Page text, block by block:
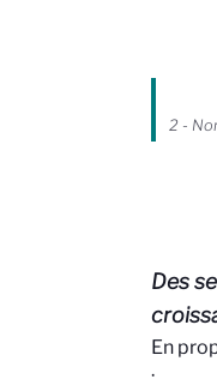
2 -
Des
En